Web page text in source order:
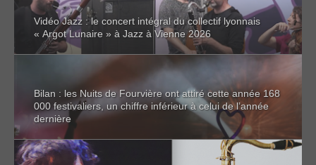
Vidéo Jazz : le concert intégral du collectif lyonnais
« Argot Lunaire » à Jazz à Vienne 2026
Bilan : les Nuits de Fourvière ont attiré cette année 168
000 festivaliers, un chiffre inférieur à celui de l’année
dernière